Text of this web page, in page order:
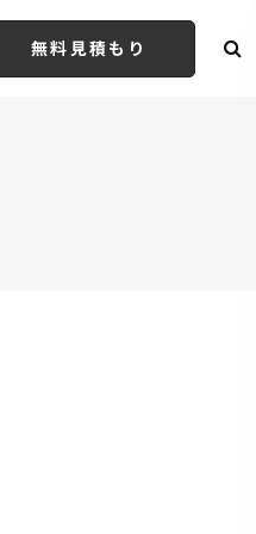
無料見積もり